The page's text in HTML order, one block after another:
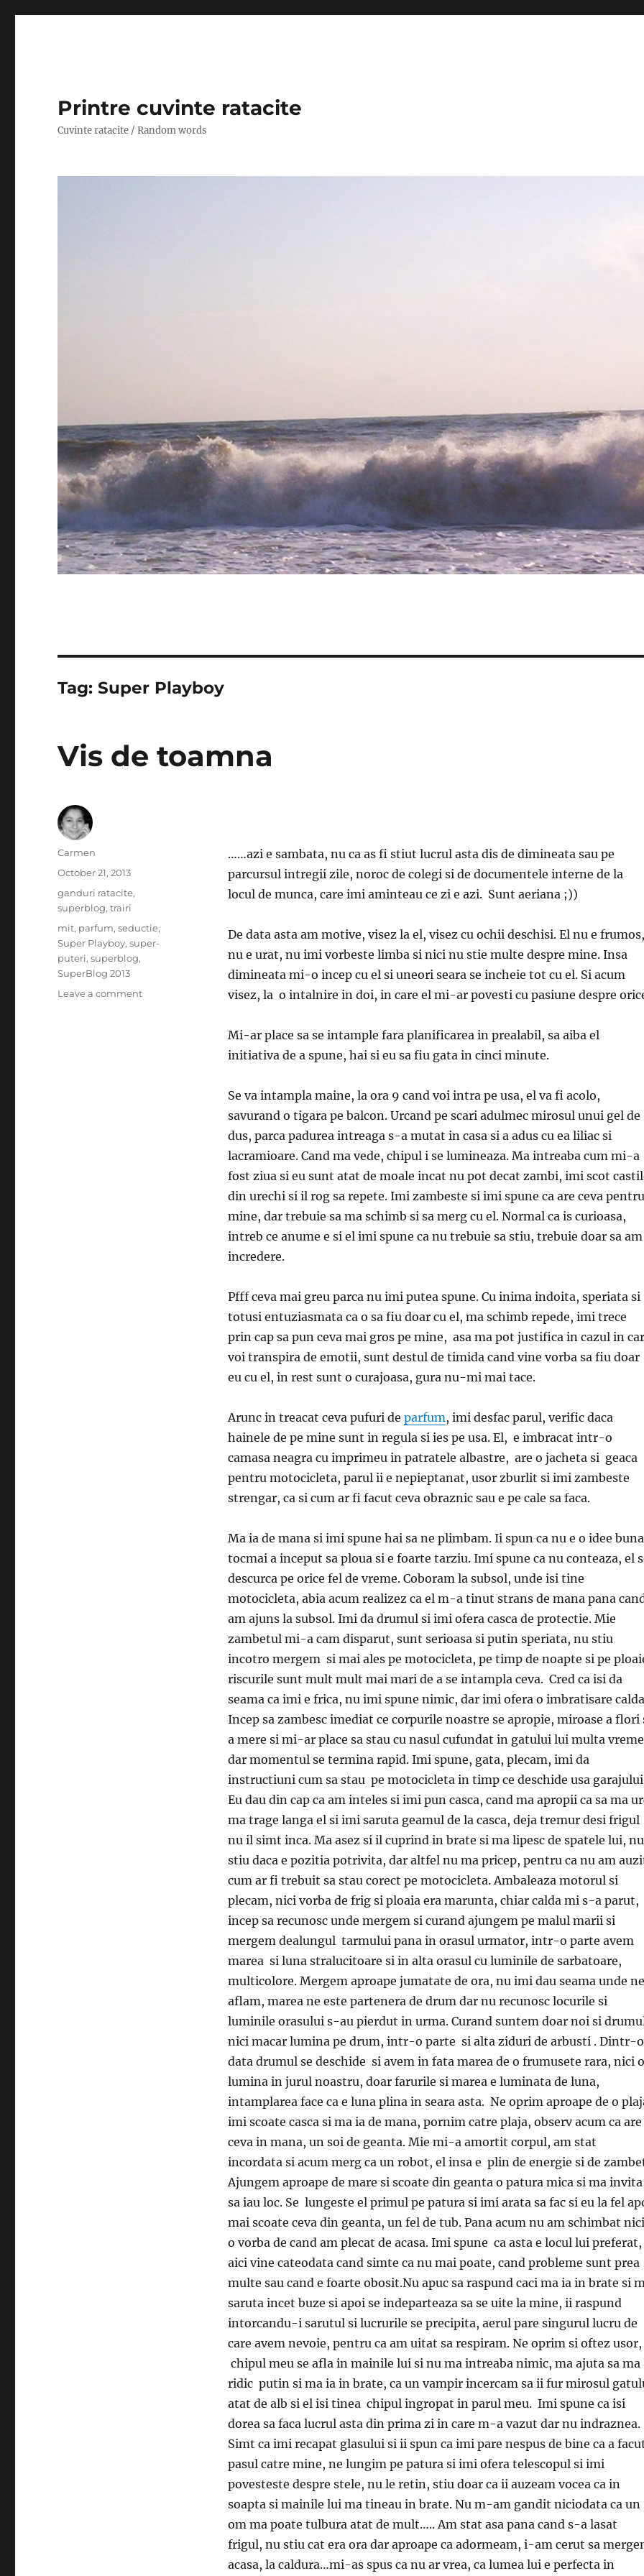
Printre cuvinte ratacite
Cuvinte ratacite / Random words
Tag:Super Playboy
Vis de toamna
……azi e sambata, nu ca as fi stiut lucrul asta dis de dimineata sau pe
parcursul intregii zile, noroc de colegi si de documentele interne de la
locul de munca, care imi aminteau ce zi e azi. Sunt aeriana ;))
De data asta am motive, visez la el, visez cu ochii deschisi. El nu e frumos,
nu e urat, nu imi vorbeste limba si nici nu stie multe despre mine. Insa
dimineata mi-o incep cu el si uneori seara se incheie tot cu el. Si acum
visez, la o intalnire in doi, in care el mi-ar povesti cu pasiune despre
Mi-ar place sa se intample fara planificarea in prealabil, sa aiba el
initiativa de a spune, hai si eu sa fiu gata in cinci minute.
Se va intampla maine, la ora 9 cand voi intra pe usa, el va fi acolo,
savurand o tigara pe balcon. Urcand pe scari adulmec mirosul unui gel de
dus, parca padurea intreaga s-a mutat in casa si a adus cu ea liliac si
lacramioare. Cand ma vede, chipul i se lumineaza. Ma intreaba cum mi-a
fost ziua si eu sunt atat de moale incat nu pot decat zambi, imi scot
din urechi si il rog sa repete. Imi zambeste si imi spune ca are ceva pentru
mine, dar trebuie sa ma schimb si sa merg cu el. Normal ca is curioasa,
intreb ce anume e si el imi spune ca nu trebuie sa stiu, trebuie doar sa am
incredere.
Pfff ceva mai greu parca nu imi putea spune. Cu inima indoita, speriata si
totusi entuziasmata ca o sa fiu doar cu el, ma schimb repede, imi trece
prin cap sa pun ceva mai gros pe mine, asa ma pot justifica in cazul in
voi transpira de emotii, sunt destul de timida cand vine vorba sa fiu doar
eu cu el, in rest sunt o curajoasa, gura nu-mi mai tace.
Arunc in treacat ceva pufuri de parfum, imi desfac parul, verific daca
hainele de pe mine sunt in regula si ies pe usa. El, e imbracat intr-o
camasa neagra cu imprimeu in patratele albastre, are o jacheta si geaca
pentru motocicleta, parul ii e nepieptanat, usor zburlit si imi zambeste
strengar, ca si cum ar fi facut ceva obraznic sau e pe cale sa faca.
Ma ia de mana si imi spune hai sa ne plimbam. Ii spun ca nu e o idee
tocmai a inceput sa ploua si e foarte tarziu. Imi spune ca nu conteaza, el
descurca pe orice fel de vreme. Coboram la subsol, unde isi tine
motocicleta, abia acum realizez ca el m-a tinut strans de mana pana
am ajuns la subsol. Imi da drumul si imi ofera casca de protectie. Mie
zambetul mi-a cam disparut, sunt serioasa si putin speriata, nu stiu
incotro mergem si mai ales pe motocicleta, pe timp de noapte si pe
riscurile sunt mult mult mai mari de a se intampla ceva. Cred ca isi da
seama ca imi e frica, nu imi spune nimic, dar imi ofera o imbratisare
Incep sa zambesc imediat ce corpurile noastre se apropie, miroase a flori
a mere si mi-ar place sa stau cu nasul cufundat in gatului lui multa
dar momentul se termina rapid. Imi spune, gata, plecam, imi da
instructiuni cum sa stau pe motocicleta in timp ce deschide usa
Eu dau din cap ca am inteles si imi pun casca, cand ma apropii ca sa ma
ma trage langa el si imi saruta geamul de la casca, deja tremur desi frigul
nu il simt inca. Ma asez si il cuprind in brate si ma lipesc de spatele lui, nu
stiu daca e pozitia potrivita, dar altfel nu ma pricep, pentru ca nu am
cum ar fi trebuit sa stau corect pe motocicleta. Ambaleaza motorul si
plecam, nici vorba de frig si ploaia era marunta, chiar calda mi s-a parut,
incep sa recunosc unde mergem si curand ajungem pe malul marii si
mergem dealungul tarmului pana in orasul urmator, intr-o parte avem
marea si luna stralucitoare si in alta orasul cu luminile de sarbatoare,
multicolore. Mergem aproape jumatate de ora, nu imi dau seama unde ne
aflam, marea ne este partenera de drum dar nu recunosc locurile si
luminile orasului s-au pierdut in urma. Curand suntem doar noi si
nici macar lumina pe drum, intr-o parte si alta ziduri de arbusti . Dintr-o
data drumul se deschide si avem in fata marea de o frumusete rara, nici o
lumina in jurul noastru, doar farurile si marea e luminata de luna,
intamplarea face ca e luna plina in seara asta. Ne oprim aproape de o
imi scoate casca si ma ia de mana, pornim catre plaja, observ acum ca are
ceva in mana, un soi de geanta. Mie mi-a amortit corpul, am stat
incordata si acum merg ca un robot, el insa e plin de energie si de
Ajungem aproape de mare si scoate din geanta o patura mica si ma invita
sa iau loc. Se lungeste el primul pe patura si imi arata sa fac si eu la fel
mai scoate ceva din geanta, un fel de tub. Pana acum nu am schimbat nici
o vorba de cand am plecat de acasa. Imi spune ca asta e locul lui preferat,
aici vine cateodata cand simte ca nu mai poate, cand probleme sunt prea
multe sau cand e foarte obosit.Nu apuc sa raspund caci ma ia in brate si
saruta incet buze si apoi se indeparteaza sa se uite la mine, ii raspund
intorcandu-i sarutul si lucrurile se precipita, aerul pare singurul lucru de
care avem nevoie, pentru ca am uitat sa respiram. Ne oprim si oftez usor,
chipul meu se afla in mainile lui si nu ma intreaba nimic, ma ajuta sa ma
ridic putin si ma ia in brate, ca un vampir incercam sa ii fur mirosul
atat de alb si el isi tinea chipul ingropat in parul meu. Imi spune ca isi
dorea sa faca lucrul asta din prima zi in care m-a vazut dar nu indraznea.
Simt ca imi recapat glasului si ii spun ca imi pare nespus de bine ca a
pasul catre mine, ne lungim pe patura si imi ofera telescopul si imi
povesteste despre stele, nu le retin, stiu doar ca ii auzeam vocea ca in
soapta si mainile lui ma tineau in brate. Nu m-am gandit niciodata ca un
om ma poate tulbura atat de mult….. Am stat asa pana cand s-a lasat
frigul, nu stiu cat era ora dar aproape ca adormeam, i-am cerut sa
acasa, la caldura…mi-as spus ca nu ar vrea, ca lumea lui e perfecta in
Author
Carmen
Posted
October 21, 2013
Categories
ganduri ratacite,
superblog,trairi
Tags
mit, parfum,seductie,
Super Playboy,super-
puteri,superblog,
SuperBlog 2013
Leave a commenton